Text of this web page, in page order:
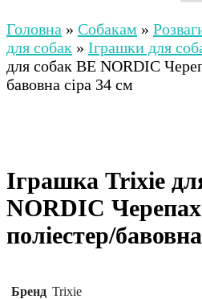
Зоомагазин для собак та
аксесуари та догляд за
Україні
Головна » Собакам »
для собак » Іграшки для
для собак BE NORDIC
бавовна сіра 34 см
Іграшка Trixie
NORDIC
поліестер/
Бренд Trixie